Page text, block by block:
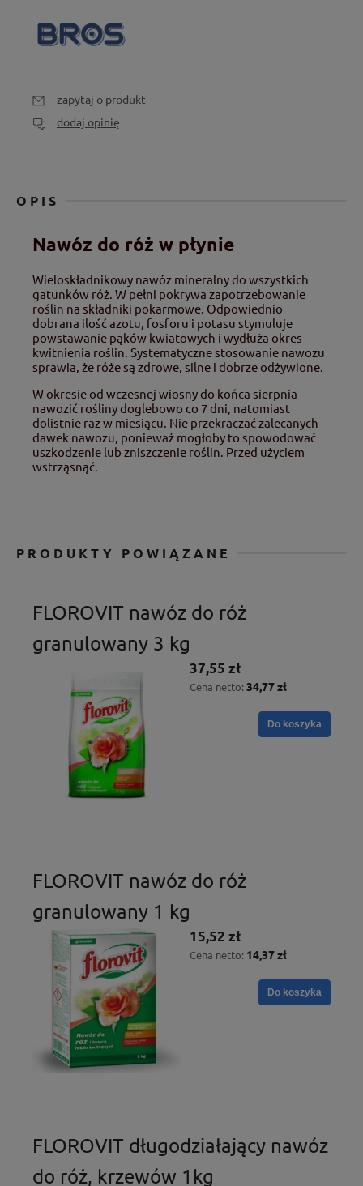
zapytaj o produkt
dodaj opinię
OPIS
Nawóz do róż w płynie
Wieloskładnikowy nawóz mineralny do wszystkich
gatunków róż. W pełni pokrywa zapotrzebowanie
roślin na składniki pokarmowe. Odpowiednio
dobrana ilość azotu, fosforu i potasu stymuluje
powstawanie pąków kwiatowych i wydłuża okres
kwitnienia roślin. Systematyczne stosowanie nawozu
sprawia, że róże są zdrowe, silne i dobrze odżywione.
W okresie od wczesnej wiosny do końca sierpnia
nawozić rośliny doglebowo co 7 dni, natomiast
dolistnie raz w miesiącu. Nie przekraczać zalecanych
dawek nawozu, ponieważ mogłoby to spowodować
uszkodzenie lub zniszczenie roślin. Przed użyciem
wstrząsnąć.
PRODUKTY POWIĄZANE
FLOROVIT nawóz do róż
granulowany 3 kg
37,55 zł
Cena netto: 34,77 zł
Do koszyka
FLOROVIT nawóz do róż
granulowany 1 kg
15,52 zł
Cena netto: 14,37 zł
Do koszyka
FLOROVIT długodziałający nawóz
do róż, krzewów 1kg